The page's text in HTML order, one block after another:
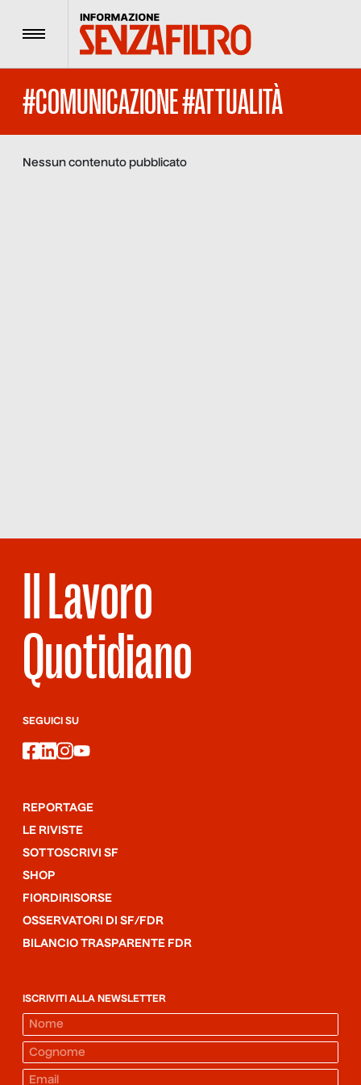
Menu
#COMUNICAZIONE #ATTUALITÀ
Nessun contenuto pubblicato
Il Lavoro
Quotidiano
SEGUICI SU
facebook
linkedin
instagram
youtube
REPORTAGE
LE RIVISTE
SOTTOSCRIVI SF
SHOP
FIORDIRISORSE
OSSERVATORI DI SF/FDR
BILANCIO TRASPARENTE FDR
ISCRIVITI ALLA NEWSLETTER